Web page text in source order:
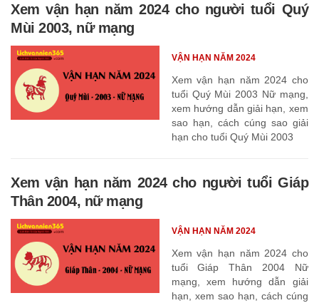
Xem vận hạn năm 2024 cho người tuổi Quý
Mùi 2003, nữ mạng
Xem vận hạn năm 2024 cho
tuổi Quý Mùi 2003 Nữ mạng,
xem hướng dẫn giải hạn, xem
sao hạn, cách cúng sao giải
hạn cho tuổi Quý Mùi 2003
VẬN HẠN NĂM 2024
Xem vận hạn năm 2024 cho người tuổi Giáp
Thân 2004, nữ mạng
Xem vận hạn năm 2024 cho
tuổi Giáp Thân 2004 Nữ
mạng, xem hướng dẫn giải
hạn, xem sao hạn, cách cúng
VẬN HẠN NĂM 2024